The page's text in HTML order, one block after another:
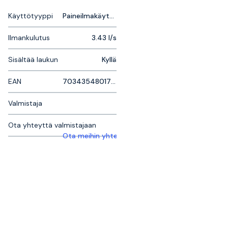
Käyttötyyppi Paineilmakäyttöinen
Ilmankulutus 3.43 l/s
Sisältää laukun Kyllä
EAN 7034354801726
Valmistaja
Ota yhteyttä valmistajaan
Ota meihin yhteyttä saadaksesi lisätietoja